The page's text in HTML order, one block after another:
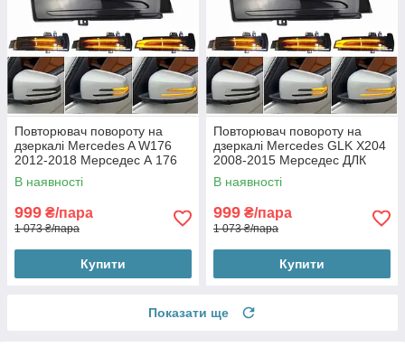
Повторювач повороту на
дзеркалі Mercedes A W176
2012-2018 Мерседес А 176
(2шт динамічні чорні ЛЕД)
В наявності
999 ₴/пара
1 073 ₴/пара
Купити
Повторювач повороту на
дзеркалі Mercedes GLK X204
2008-2015 Мерседес ДЛК
204 (2шт динамічні чорні
ЛЕД)
В наявності
999 ₴/пара
1 073 ₴/пара
Купити
Показати ще